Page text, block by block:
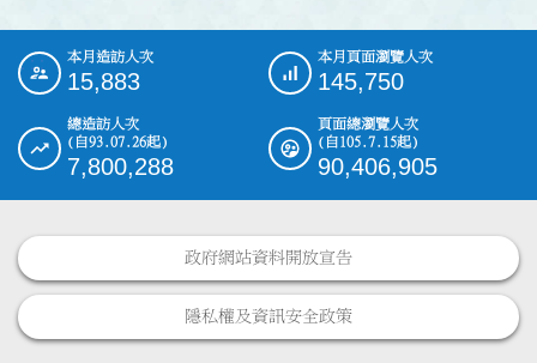
::: 本月造訪人次
15,883
本月頁面瀏覽人次
145,750
總造訪人次
(自93.07.26起)
7,800,288
頁面總瀏覽人次
(自105.7.15起)
90,406,905
政府網站資料開放宣告
隱私權及資訊安全政策